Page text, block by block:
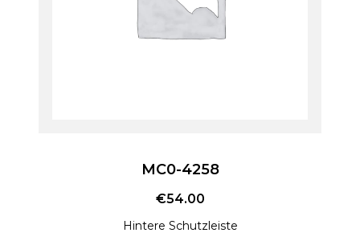
MC0-4258
€54.00
Hintere Schutzleiste